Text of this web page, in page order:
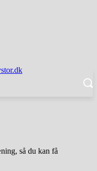
så du kan få